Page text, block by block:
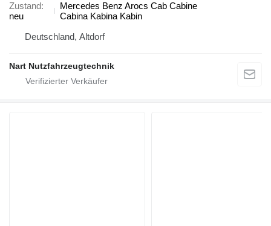
Zustand
neu
Mercedes Benz Arocs Cab Cabine
Cabina Kabina Kabin
Deutschland, Altdorf
Nart Nutzfahrzeugtechnik